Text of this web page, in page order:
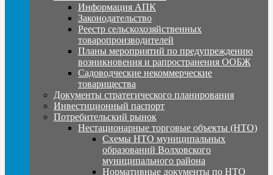
Информация АПК
Законодательство
Реестр сельскохозяйственных
товаропроизводителей
Планы мероприятий по предупреждению
возникновения и рапространения ООБЖ
Садоводческие некоммерческие
товарищества
Документы стратегического планирования
Инвестиционный паспорт
Потребительский рынок
Нестационарные торговые объекты (НТО)
Схемы НТО муниципальных
образований Волховского
муниципального района
Нормативные документы по НТО